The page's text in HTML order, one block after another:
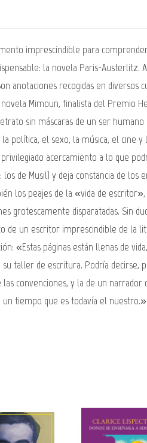
imprescindible para
la novela Paris-Austerlitz.
anotaciones recogidas en diversos
Mimoun, finalista del Premio
sin máscaras de un ser humano
la política, el sexo, la música, el
acercamiento a lo que
de Musil) y deja constancia de
los peajes de la «vida de
grotescamente disparatadas. Sin
un escritor imprescindible de la
«Estas páginas están llenas de
taller de escritura. Podría decirse,
convenciones, y la de un
un tiempo que es todavía el nuestro.»